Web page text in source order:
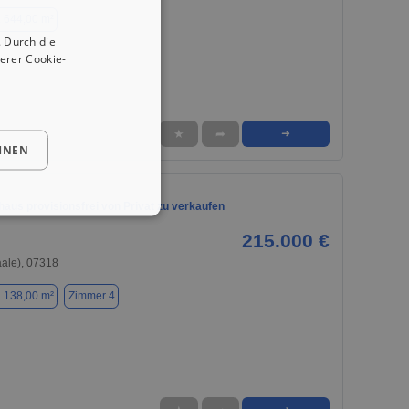
★ ➦ ➜
provisionsfrei von Privat zu verkaufen
215.000 €
07318
138,00 m² Zimmer 4
die
Cookie-